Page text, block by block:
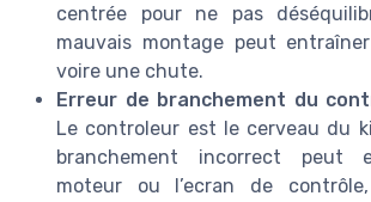
centrée pour ne pas
mauvais montage peut
voire une chute.
Erreur de branchement du
Le controleur est le cerveau du
branchement incorrect peut
moteur ou l’ecran de